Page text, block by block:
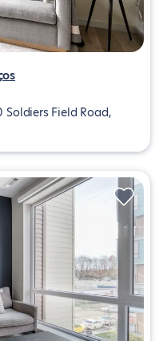
Soldiers Field Road,